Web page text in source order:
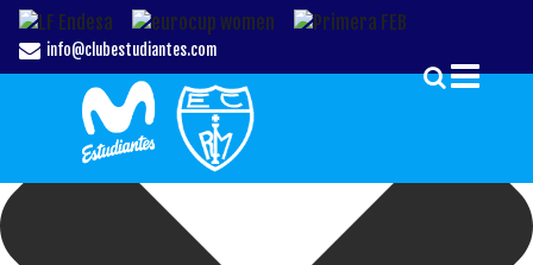
Gestionar el Consentimiento de las Cookies
info@clubestudiantes.com